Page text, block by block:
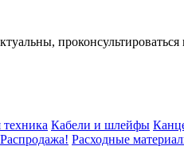
Кабели и шлейфы
Распродажа! Расходные